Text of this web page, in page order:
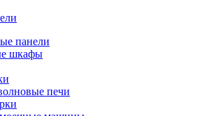
панели
шкафы
печи